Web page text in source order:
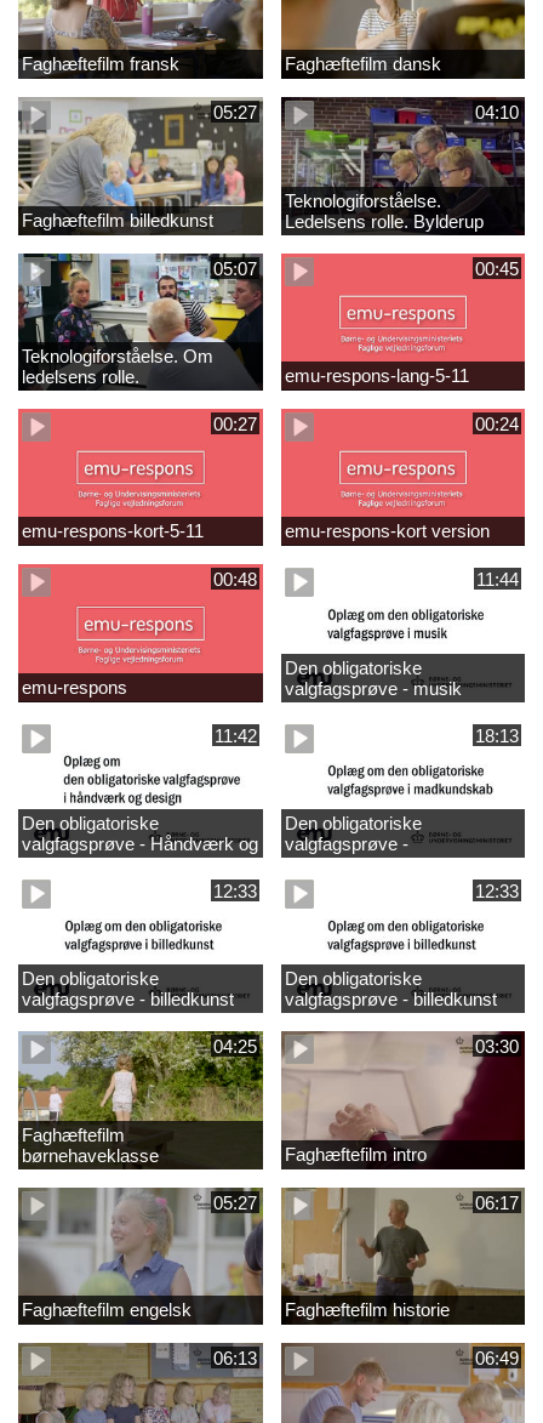
Faghæftefilm fransk Faghæftefilm dansk
05:27
Faghæftefilm billedkunst
04:10
Teknologiforståelse.
Ledelsens rolle. Bylderup
Skole
05:07
Teknologiforståelse. Om
ledelsens rolle.
Sofiendalskolen
00:45
emu-respons-lang-5-11
00:27
emu-respons-kort-5-11
00:24
emu-respons-kort version
00:48
emu-respons
11:44
Den obligatoriske
valgfagsprøve - musik
11:42
Den obligatoriske
valgfagsprøve - Håndværk og
design
18:13
Den obligatoriske
valgfagsprøve -
madkundskab
12:33
Den obligatoriske
valgfagsprøve - billedkunst
større LK
12:33
Den obligatoriske
valgfagsprøve - billedkunst
04:25
Faghæftefilm
børnehaveklasse
03:30
Faghæftefilm intro
05:27
Faghæftefilm engelsk
06:17
Faghæftefilm historie
06:13 06:49